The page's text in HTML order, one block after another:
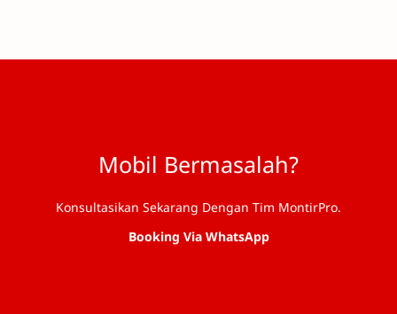
Mobil Bermasalah?
Konsultasikan Sekarang Dengan Tim MontirPro.
Booking Via WhatsApp